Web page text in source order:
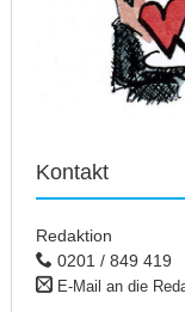
Kontakt
Redaktion
0201 / 849 419
E-Mail an die